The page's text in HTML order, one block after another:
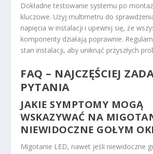
Dokładne testowanie systemu po
kluczowe. Użyj multimetru do
napięcia w instalacji i upewnij się, że
komponenty działają poprawnie.
stan instalacji, aby uniknąć przyszłych
FAQ – NAJCZĘŚCIEJ
PYTANIA
JAKIE SYMPTOMY MOGĄ
WSKAZYWAĆ NA
NIEWIDOCZNE GOŁYM
Migotanie LED, nawet jeśli niewidoczne